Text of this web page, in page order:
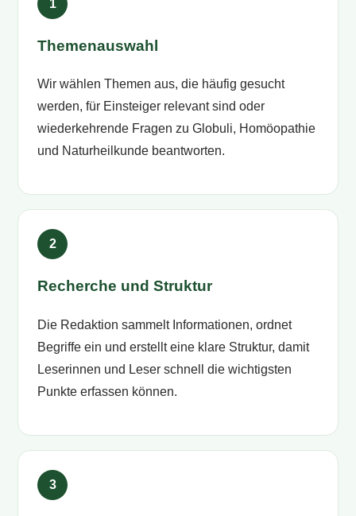
Themenauswahl
Wir wählen Themen aus, die häufig gesucht
werden, für Einsteiger relevant sind oder
wiederkehrende Fragen zu Globuli, Homöopathie
und Naturheilkunde beantworten.
Recherche und Struktur
Die Redaktion sammelt Informationen, ordnet
Begriffe ein und erstellt eine klare Struktur, damit
Leserinnen und Leser schnell die wichtigsten
Punkte erfassen können.